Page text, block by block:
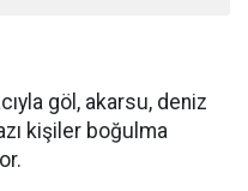
göl, akarsu, deniz
kişiler boğulma